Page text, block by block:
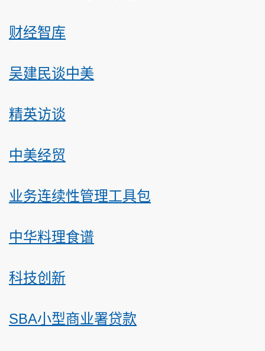
财经智库
吴建民谈中美
精英访谈
中美经贸
业务连续性管理工具包
中华料理食谱
科技创新
SBA小型商业署贷款